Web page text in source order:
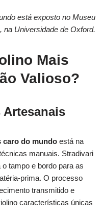
está exposto no Museu
na Universidade de Oxford.
Mais
Valioso?
Artesanais
caro do mundo está na
manuais. Stradivari
tampo e bordo para as
prima. O processo
transmitido e
características únicas